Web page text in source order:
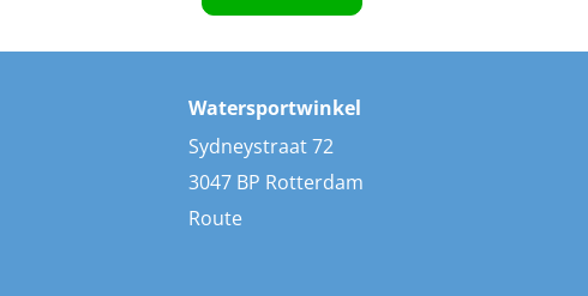
Watersportwinkel
Sydneystraat 72
3047 BP Rotterdam
Route